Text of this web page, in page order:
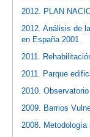
2012. PLAN
2012. Análisis de
en España 2001
2011.
2011. Parque
2010.
2009. Barrios
2008.